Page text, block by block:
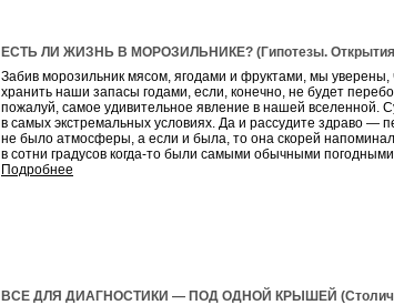
ЕСТЬ ЛИ ЖИЗНЬ В МОРОЗИЛЬНИКЕ? (Гипотезы.
Забив морозильник мясом, ягодами и фруктами, мы
хранить наши запасы годами, если, конечно, не будет
пожалуй, самое удивительное явление в нашей вселенной.
в самых экстремальных условиях. Да и рассудите здраво —
не было атмосферы, а если и была, то она скорей
в сотни градусов когда-то были самыми обычными
Подробнее
ВСЕ ДЛЯ ДИАГНОСТИКИ — ПОД ОДНОЙ КРЫШЕЙ